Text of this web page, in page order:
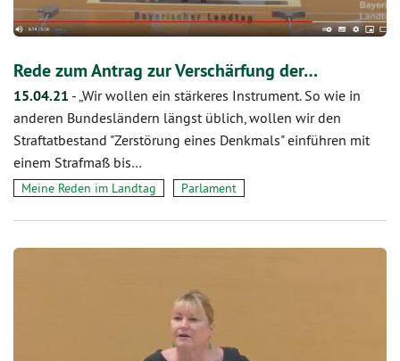
Rede zum Antrag zur Verschärfung der…
15.04.21 - „Wir wollen ein stärkeres Instrument. So wie in
anderen Bundesländern längst üblich, wollen wir den
Straftatbestand "Zerstörung eines Denkmals" einführen mit
einem Strafmaß bis…
Meine Reden im Landtag Parlament